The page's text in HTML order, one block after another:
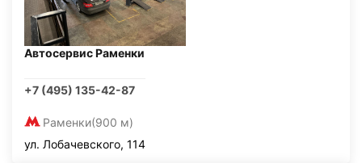
Автосервис Раменки
+7 (495) 135-42-87
Раменки(900 м)
ул. Лобачевского, 114